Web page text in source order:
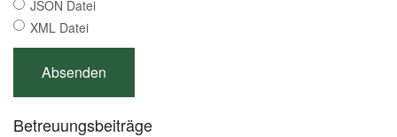
JSON Datei
XML Datei
Betreuungsbeiträge